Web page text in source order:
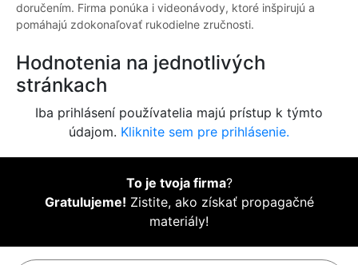
doručením. Firma ponúka i videonávody, ktoré inšpirujú a
pomáhajú zdokonaľovať rukodielne zručnosti.
Hodnotenia na jednotlivých
stránkach
Iba prihlásení používatelia majú prístup k týmto
údajom. Kliknite sem pre prihlásenie.
To je tvoja firma?
Gratulujeme! Zistite, ako získať propagačné
materiály!